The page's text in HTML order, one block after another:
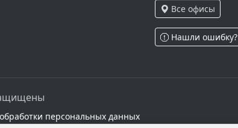
Все офисы
Нашли ошибку?
персональных данных